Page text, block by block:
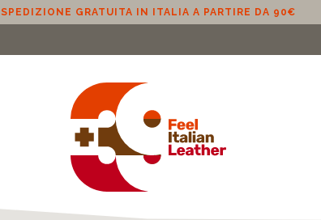
SPEDIZIONE GRATUITA IN ITALIA A PARTIRE DA 90€